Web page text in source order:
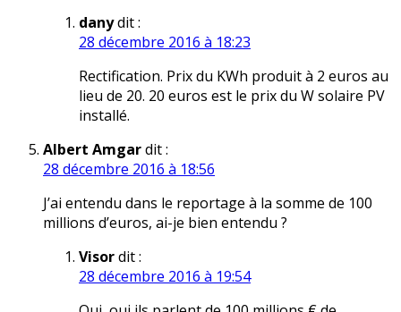
danydit :
28 décembre 2016 à 18:23
Rectification. Prix du KWh produit à 2 euros au
lieu de 20. 20 euros est le prix du W solaire PV
installé.
Albert Amgardit :
28 décembre 2016 à 18:56
J’ai entendu dans le reportage à la somme de 100
millions d’euros, ai-je bien entendu ?
Visordit :
28 décembre 2016 à 19:54